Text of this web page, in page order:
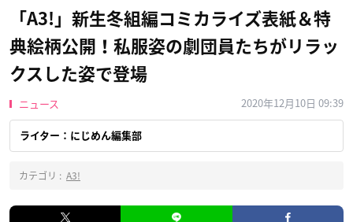
「A3!」新生冬組編コミカライズ表紙＆特
典絵柄公開！私服姿の劇団員たちがリラッ
クスした姿で登場
ニュース 2020年12月10日 09:39
ライター：にじめん編集部
カテゴリ : A3!